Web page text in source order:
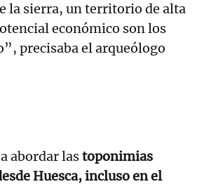
la sierra, un territorio de alta
económico son los
precisaba el arqueólogo
abordar lastoponimias
Huesca, incluso en el